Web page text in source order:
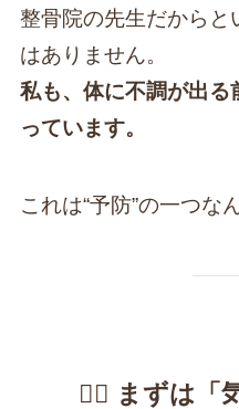
整骨院の先生だからと
はありません。
私も、体に不調が出る
っています。
これは“予防”の一つな
🚶‍♀️ まずは「